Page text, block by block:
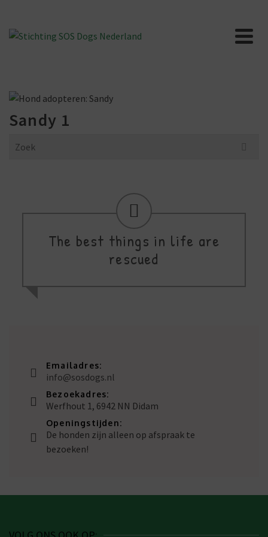
Sandy 1
Search
The best things in life are
rescued
Emailadres:
info@sosdogs.nl
Bezoekadres:
Werfhout 1, 6942 NN Didam
Openingstijden:
De honden zijn alleen op afspraak te
bezoeken!